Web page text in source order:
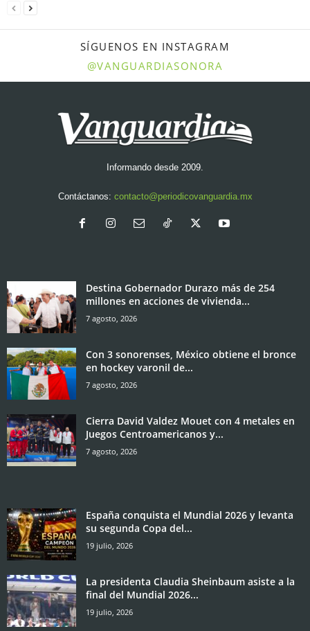
SÍGUENOS EN INSTAGRAM
@VANGUARDIASONORA
Informando desde 2009.
Contáctanos: contacto@periodicovanguardia.mx
Destina Gobernador Durazo más de 254
millones en acciones de vivienda...
7 agosto, 2026
Con 3 sonorenses, México obtiene el bronce
en hockey varonil de...
7 agosto, 2026
Cierra David Valdez Mouet con 4 metales en
Juegos Centroamericanos y...
7 agosto, 2026
España conquista el Mundial 2026 y levanta
su segunda Copa del...
19 julio, 2026
La presidenta Claudia Sheinbaum asiste a la
final del Mundial 2026...
19 julio, 2026